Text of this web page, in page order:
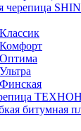
черепица
битумная